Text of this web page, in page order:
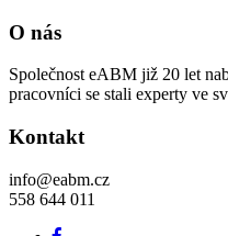
O nás
Společnost eABM již 20 let
pracovníci se stali experty ve
Kontakt
info@eabm.cz
558 644 011